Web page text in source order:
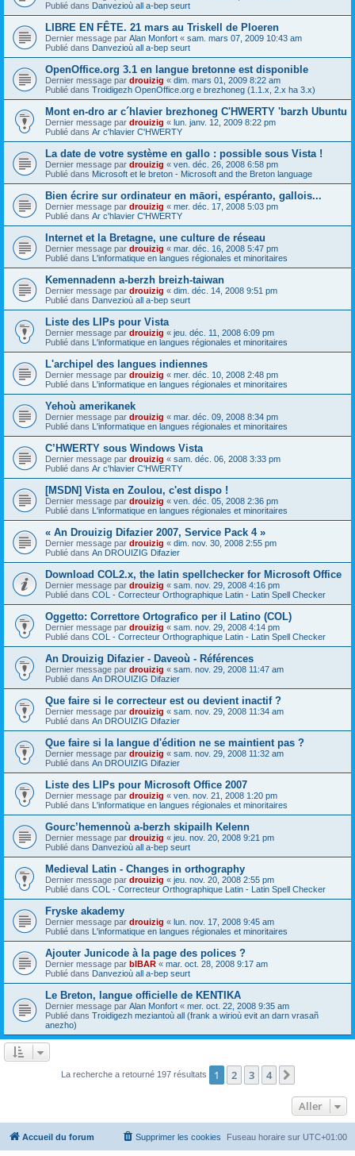
Publié dans Danvezioù all a-bep seurt
LIBRE EN FÊTE. 21 mars au Triskell de Ploeren
Dernier message par Alan Monfort « sam. mars 07, 2009 10:43 am
Publié dans Danvezioù all a-bep seurt
OpenOffice.org 3.1 en langue bretonne est disponible
Dernier message par drouizig « dim. mars 01, 2009 8:22 am
Publié dans Troidigezh OpenOffice.org e brezhoneg (1.1.x, 2.x ha 3.x)
Mont en-dro ar c´hlavier brezhoneg C'HWERTY 'barzh Ubuntu
Dernier message par drouizig « lun. janv. 12, 2009 8:22 pm
Publié dans Ar c'hlavier C'HWERTY
La date de votre système en gallo : possible sous Vista !
Dernier message par drouizig « ven. déc. 26, 2008 6:58 pm
Publié dans Microsoft et le breton - Microsoft and the Breton language
Bien écrire sur ordinateur en māori, espéranto, gallois...
Dernier message par drouizig « mer. déc. 17, 2008 5:03 pm
Publié dans Ar c'hlavier C'HWERTY
Internet et la Bretagne, une culture de réseau
Dernier message par drouizig « mar. déc. 16, 2008 5:47 pm
Publié dans L'informatique en langues régionales et minoritaires
Kemennadenn a-berzh breizh-taiwan
Dernier message par drouizig « dim. déc. 14, 2008 9:51 pm
Publié dans Danvezioù all a-bep seurt
Liste des LIPs pour Vista
Dernier message par drouizig « jeu. déc. 11, 2008 6:09 pm
Publié dans L'informatique en langues régionales et minoritaires
L'archipel des langues indiennes
Dernier message par drouizig « mer. déc. 10, 2008 2:48 pm
Publié dans L'informatique en langues régionales et minoritaires
Yehoù amerikanek
Dernier message par drouizig « mar. déc. 09, 2008 8:34 pm
Publié dans L'informatique en langues régionales et minoritaires
C’HWERTY sous Windows Vista
Dernier message par drouizig « sam. déc. 06, 2008 3:33 pm
Publié dans Ar c'hlavier C'HWERTY
[MSDN] Vista en Zoulou, c'est dispo !
Dernier message par drouizig « ven. déc. 05, 2008 2:36 pm
Publié dans L'informatique en langues régionales et minoritaires
« An Drouizig Difazier 2007, Service Pack 4 »
Dernier message par drouizig « dim. nov. 30, 2008 2:55 pm
Publié dans An DROUIZIG Difazier
Download COL2.x, the latin spellchecker for Microsoft Office
Dernier message par drouizig « sam. nov. 29, 2008 4:16 pm
Publié dans COL - Correcteur Orthographique Latin - Latin Spell Checker
Oggetto: Correttore Ortografico per il Latino (COL)
Dernier message par drouizig « sam. nov. 29, 2008 4:14 pm
Publié dans COL - Correcteur Orthographique Latin - Latin Spell Checker
An Drouizig Difazier - Daveoù - Références
Dernier message par drouizig « sam. nov. 29, 2008 11:47 am
Publié dans An DROUIZIG Difazier
Que faire si le correcteur est ou devient inactif ?
Dernier message par drouizig « sam. nov. 29, 2008 11:34 am
Publié dans An DROUIZIG Difazier
Que faire si la langue d'édition ne se maintient pas ?
Dernier message par drouizig « sam. nov. 29, 2008 11:32 am
Publié dans An DROUIZIG Difazier
Liste des LIPs pour Microsoft Office 2007
Dernier message par drouizig « ven. nov. 21, 2008 1:20 pm
Publié dans L'informatique en langues régionales et minoritaires
Gourc’hemennoù a-berzh skipailh Kelenn
Dernier message par drouizig « jeu. nov. 20, 2008 9:21 pm
Publié dans Danvezioù all a-bep seurt
Medieval Latin - Changes in orthography
Dernier message par drouizig « jeu. nov. 20, 2008 2:55 pm
Publié dans COL - Correcteur Orthographique Latin - Latin Spell Checker
Fryske akademy
Dernier message par drouizig « lun. nov. 17, 2008 9:45 am
Publié dans L'informatique en langues régionales et minoritaires
Ajouter Junicode à la page des polices ?
Dernier message par bIBAR « mar. oct. 28, 2008 9:17 am
Publié dans Danvezioù all a-bep seurt
Le Breton, langue officielle de KENTIKA
Dernier message par Alan Monfort « mer. oct. 22, 2008 9:35 am
Publié dans Troidigezh meziantoù all (frank a wirioù evit an darn vrasañ
anezho)
La recherche a retourné 197 résultats 1 2 3 4
Aller
Accueil du forum Fuseau horaire sur UTC+01:00
Supprimer les cookies